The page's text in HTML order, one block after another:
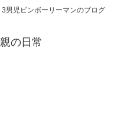
男児ビンボーリーマンのブログ
の日常